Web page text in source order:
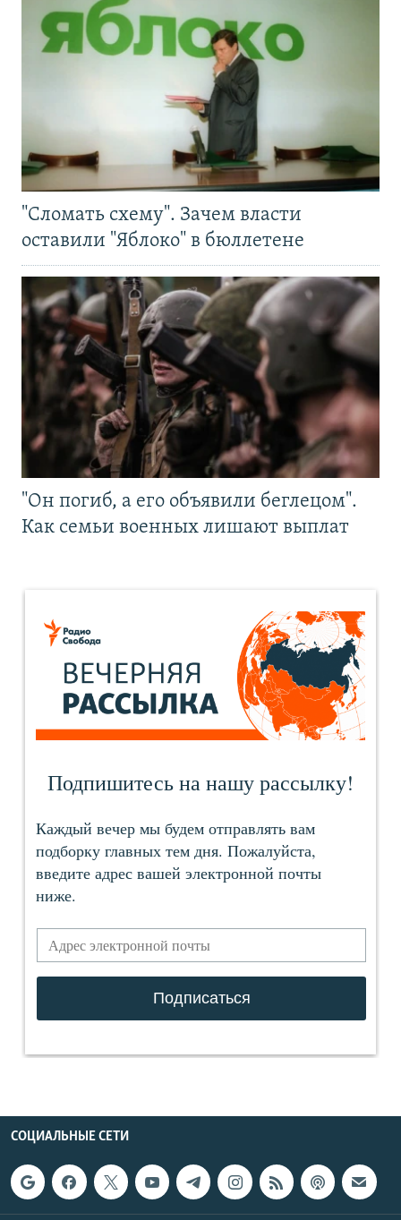
"Сломать схему". Зачем власти
оставили "Яблоко" в бюллетене
"Он погиб, а его объявили беглецом".
Как семьи военных лишают выплат
СОЦИАЛЬНЫЕ СЕТИ